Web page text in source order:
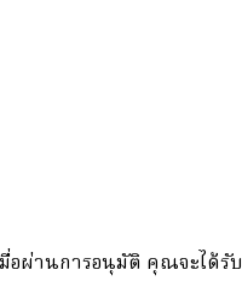
มื่อผ่านการอนุมัติ คุณจะได้